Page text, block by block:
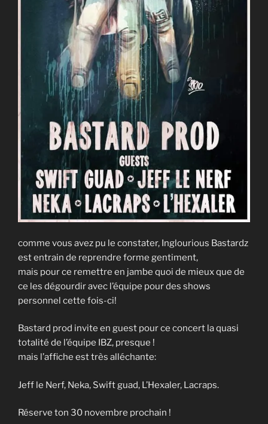
comme vous avez pu le constater, Inglourious Bastardz
est entrain de reprendre forme gentiment,
mais pour ce remettre en jambe quoi de mieux que de
ce les dégourdir avec l’équipe pour des shows
personnel cette fois-ci!
Bastard prod invite en guest pour ce concert la quasi
totalité de l’équipe IBZ, presque !
mais l’affiche est très alléchante:
Jeff le Nerf, Neka, Swift guad, L’Hexaler, Lacraps.
Réserve ton 30 novembre prochain !